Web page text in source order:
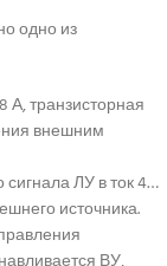
одно из
А, транзисторная
внешним
ЛУ в ток 4…
источника.